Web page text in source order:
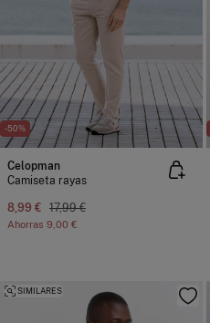
-50%
Celopman
Camiseta rayas
8,99 € 17,99 €
Ahorras 9,00 €
SIMILARES